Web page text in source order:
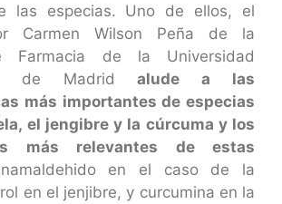
las especias. Uno de ellos, el
Carmen Wilson Peña de la
Farmacia de la Universidad
de Madrid alude a las
más importantes de especias
el jengibre y la cúrcuma y los
más relevantes de estas
en el caso de la
en el jenjibre, y curcumina en la